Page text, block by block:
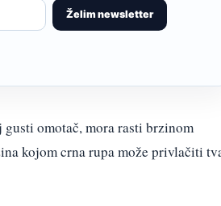
Želim newsletter
omotač, mora rasti brzinom
kojom crna rupa može privlačiti